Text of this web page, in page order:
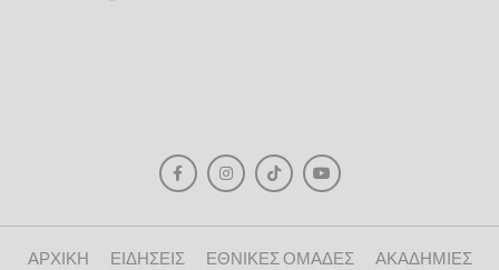
ΑΡΧΙΚΗ ΕΙΔΗΣΕΙΣ ΕΘΝΙΚΕΣ ΟΜΑΔΕΣ ΑΚΑΔΗΜΙΕΣ